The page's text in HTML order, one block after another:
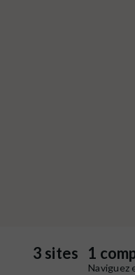
3 sites 1
Naviguez